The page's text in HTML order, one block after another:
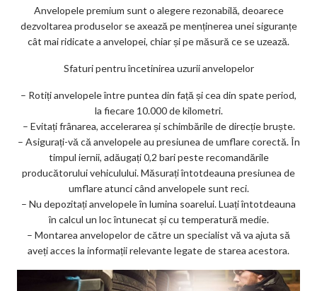
Anvelopele premium sunt o alegere rezonabilă, deoarece
dezvoltarea produselor se axează pe menținerea unei siguranțe
cât mai ridicate a anvelopei, chiar și pe măsură ce se uzează.
Sfaturi pentru încetinirea uzurii anvelopelor
– Rotiți anvelopele între puntea din față și cea din spate period,
la fiecare 10.000 de kilometri.
– Evitați frânarea, accelerarea și schimbările de direcție bruște.
– Asigurați-vă că anvelopele au presiunea de umflare corectă. În
timpul iernii, adăugați 0,2 bari peste recomandările
producătorului vehiculului. Măsurați întotdeauna presiunea de
umflare atunci când anvelopele sunt reci.
– Nu depozitați anvelopele în lumina soarelui. Luați întotdeauna
în calcul un loc întunecat și cu temperatură medie.
– Montarea anvelopelor de către un specialist vă va ajuta să
aveți acces la informații relevante legate de starea acestora.